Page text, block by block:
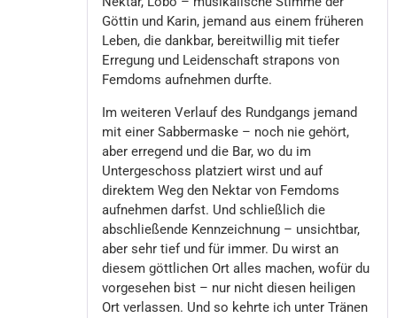
Göttin und Karin, jemand aus einem früheren
Leben, die dankbar, bereitwillig mit tiefer
Erregung und Leidenschaft strapons von
Femdoms aufnehmen durfte.
Im weiteren Verlauf des Rundgangs jemand
mit einer Sabbermaske – noch nie gehört,
aber erregend und die Bar, wo du im
Untergeschoss platziert wirst und auf
direktem Weg den Nektar von Femdoms
aufnehmen darfst. Und schließlich die
abschließende Kennzeichnung – unsichtbar,
aber sehr tief und für immer. Du wirst an
diesem göttlichen Ort alles machen, wofür du
vorgesehen bist – nur nicht diesen heiligen
Ort verlassen. Und so kehrte ich unter Tränen